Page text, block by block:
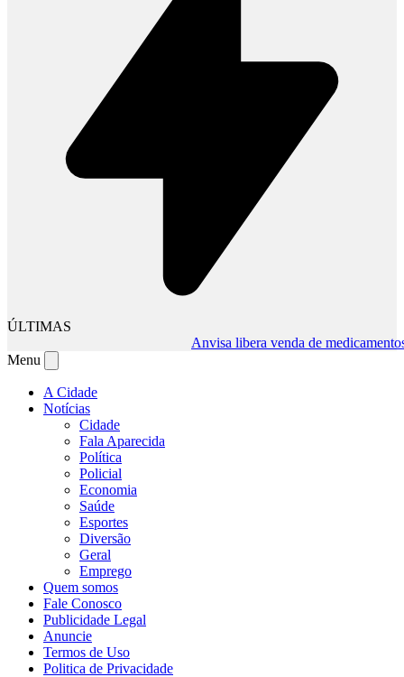
ÚLTIMAS
Anvisa libera venda de medicamentos
Menu
A Cidade
Notícias
Cidade
Fala Aparecida
Política
Policial
Economia
Saúde
Esportes
Diversão
Geral
Emprego
Quem somos
Fale Conosco
Publicidade Legal
Anuncie
Termos de Uso
Politica de Privacidade